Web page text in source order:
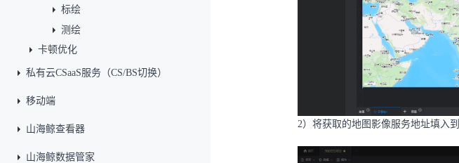
标绘
测绘
卡顿优化
私有云CSaaS服务（CS/BS切换）
移动端
山海鲸查看器
山海鲸数据管家
2）将获取的地图影像服务地址填入到